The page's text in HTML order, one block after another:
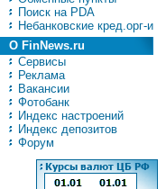
Поиск на PDA
Небанковские кред.орг-и
О FinNews.ru
Сервисы
Реклама
Вакансии
Фотобанк
Индекс настроений
Индекс депозитов
Форум